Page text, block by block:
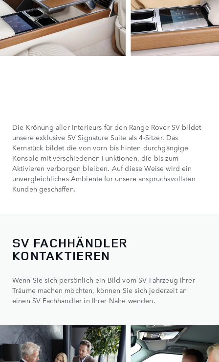
Die Krönung aller Interieurs für den Range Rover SV bildet
unsere exklusive SV Signature Suite als 4-Sitzer. Das
Kernstück bildet die von vorn bis hinten durchgängige
Konsole mit verschiedenen Funktionen, die bis zum
Aktivieren verborgen bleiben. Auf diese Weise wird ein
unvergleichliches Ambiente für unsere anspruchsvollsten
Kunden geschaffen.
SV FACHHÄNDLER
KONTAKTIEREN
Wenn Sie sich persönlich ein Bild vom SV Fahrzeug Ihrer
Träume machen möchten, können Sie sich jederzeit an
einen SV Fachhändler in Ihrer Nähe wenden.